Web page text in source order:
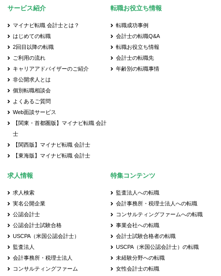
サービス紹介
マイナビ転職 会計士とは？
はじめての転職
2回目以降の転職
ご利用の流れ
キャリアアドバイザーのご紹介
非公開求人とは
個別転職相談会
よくあるご質問
Web面談サービス
【関東・首都圏版】マイナビ転職 会計
士
【関西版】マイナビ転職 会計士
【東海版】マイナビ転職 会計士
転職お役立ち情報
転職成功事例
会計士の転職Q&A
転職お役立ち情報
会計士の転職先
年齢別の転職事情
求人情報
求人検索
実名公開企業
公認会計士
公認会計士試験合格
USCPA（米国公認会計士）
監査法人
会計事務所・税理士法人
コンサルティングファーム
特集コンテンツ
監査法人への転職
会計事務所・税理士法人への転職
コンサルティングファームへの転職
事業会社への転職
会計士試験合格者の転職
USCPA（米国公認会計士）の転職
未経験分野への転職
女性会計士の転職